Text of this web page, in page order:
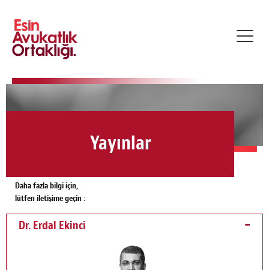
Yayınlar
Daha fazla bilgi için,
lütfen iletişime geçin :
Dr. Erdal Ekinci